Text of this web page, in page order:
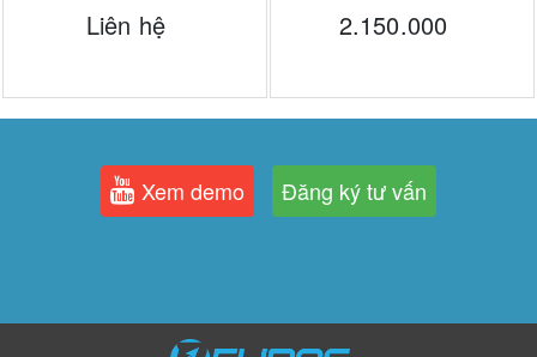
Liên hệ 2.150.000
Xem demo Đăng ký tư vấn